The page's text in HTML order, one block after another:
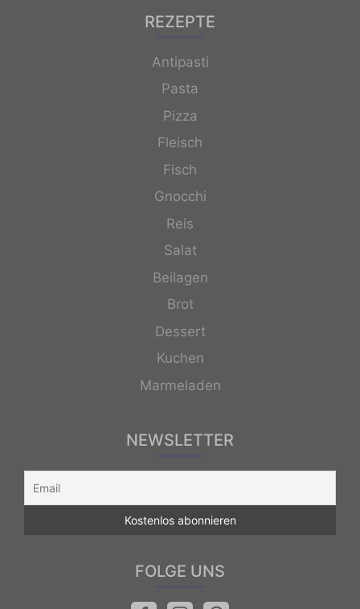
REZEPTE
Antipasti
Pasta
Pizza
Fleisch
Fisch
Gnocchi
Reis
Salat
Beilagen
Brot
Dessert
Kuchen
Marmeladen
NEWSLETTER
FOLGE UNS